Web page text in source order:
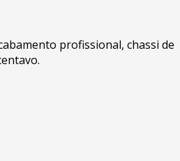
profissional, chassi de